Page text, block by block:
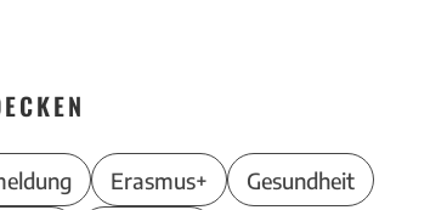
Erasmus+
Gesundheit